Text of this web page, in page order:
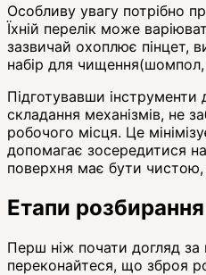
Особливу увагу потрібно
Їхній перелік може
зазвичай охоплює пінцет,
набір для чищення(шомпол,
Підготувавши інструменти
складання механізмів, не
робочого місця. Це
допомагає зосередитися
поверхня має бути чистою,
Етапи розбирання
Перш ніж почати догляд
переконайтеся, що зброя